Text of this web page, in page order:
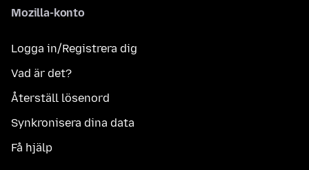
Mozilla-konto
Logga in/Registrera dig
Vad är det?
Återställ lösenord
Synkronisera dina data
Få hjälp